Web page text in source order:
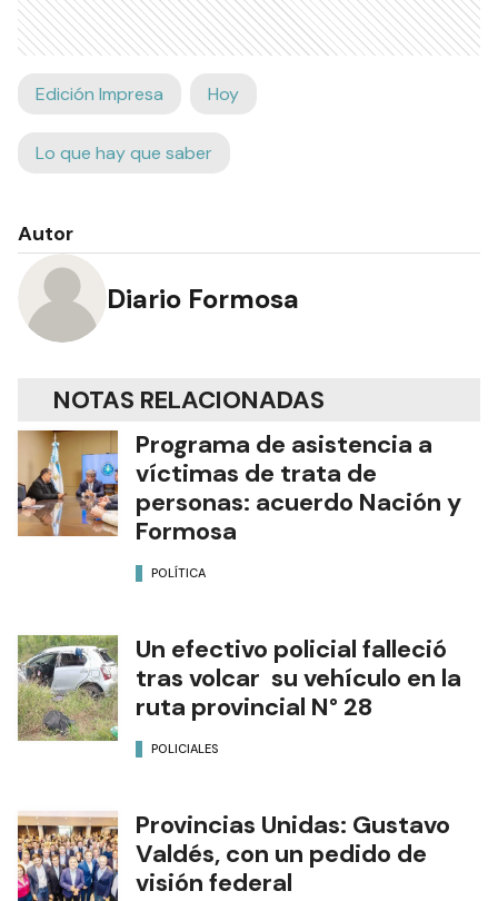
Edición Impresa Hoy
Lo que hay que saber
Autor
Diario Formosa
NOTAS RELACIONADAS
Programa de asistencia a
víctimas de trata de
personas: acuerdo Nación y
Formosa
POLÍTICA
Un efectivo policial falleció
tras volcar su vehículo en la
ruta provincial N° 28
POLICIALES
Provincias Unidas: Gustavo
Valdés, con un pedido de
visión federal